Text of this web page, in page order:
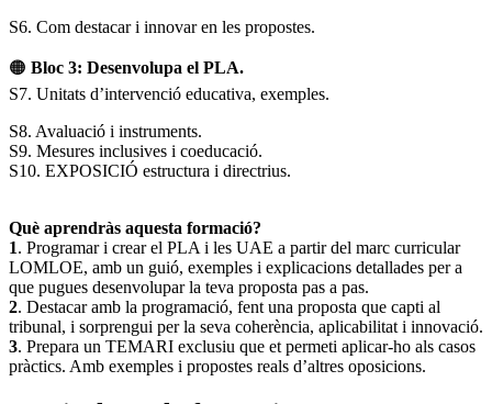
S6. Com destacar i innovar en les propostes.
🟠 Bloc 3: Desenvolupa el PLA.
S7. Unitats d’intervenció educativa, exemples.
S8. Avaluació i instruments.
S9. Mesures inclusives i coeducació.
S10. EXPOSICIÓ estructura i directrius.
Què aprendràs aquesta formació?
1. Programar i crear el PLA i les UAE a partir del marc curricular
LOMLOE, amb un guió, exemples i explicacions detallades per a
que pugues desenvolupar la teva proposta pas a pas.
2. Destacar amb la programació, fent una proposta que capti al
tribunal, i sorprengui per la seva coherència, aplicabilitat i innovació.
3. Prepara un TEMARI exclusiu que et permeti aplicar-ho als casos
pràctics. Amb exemples i propostes reals d’altres oposicions.